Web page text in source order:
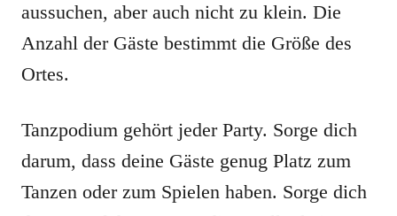
aussuchen, aber auch nicht zu klein. Die
Anzahl der Gäste bestimmt die Größe des
Ortes.
Tanzpodium gehört jeder Party. Sorge dich
darum, dass deine Gäste genug Platz zum
Tanzen oder zum Spielen haben. Sorge dich